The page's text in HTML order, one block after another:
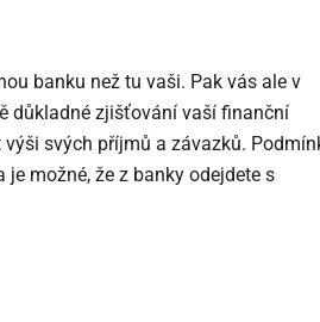
banku než tu vaši. Pak vás ale v
důkladné zjišťování vaší finanční
svých příjmů a závazků.
možné, že z banky odejdete s